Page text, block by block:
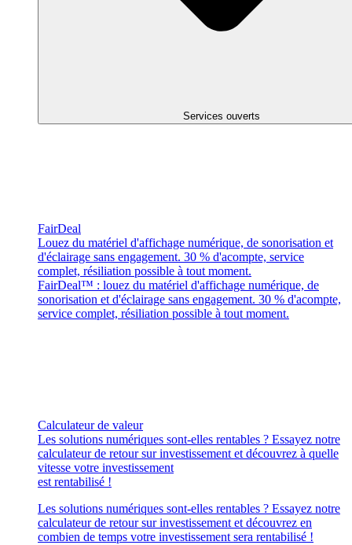
Services ouverts
FairDeal
Louez du matériel d'affichage numérique, de sonorisation et
d'éclairage sans engagement. 30 % d'acompte, service
complet, résiliation possible à tout moment.
FairDeal™ : louez du matériel d'affichage numérique, de
sonorisation et d'éclairage sans engagement. 30 % d'acompte,
service complet, résiliation possible à tout moment.
Calculateur de valeur
Les solutions numériques sont-elles rentables ? Essayez notre
calculateur de retour sur investissement et découvrez à quelle
vitesse votre investissement
est rentabilisé !
Les solutions numériques sont-elles rentables ? Essayez notre
calculateur de retour sur investissement et découvrez en
combien de temps votre investissement sera rentabilisé !